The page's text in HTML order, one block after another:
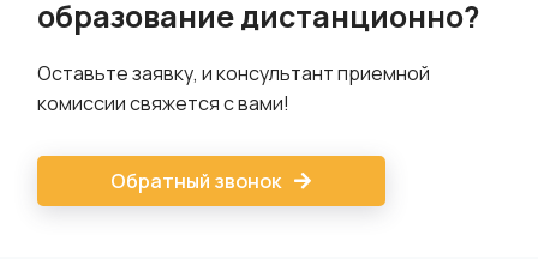
образование дистанционно?
Оставьте заявку, и консультант приемной
комиссии свяжется с вами!
Обратный звонок